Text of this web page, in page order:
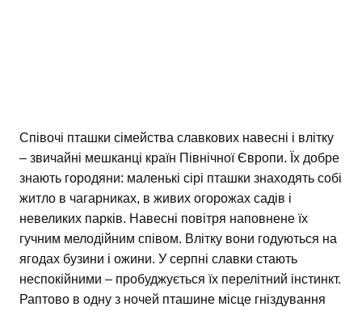
Співочі пташки сімейства славкових навесні і влітку
– звичайні мешканці країн Північної Європи. Їх добре
знають городяни: маленькі сірі пташки знаходять собі
житло в чагарниках, в живих огорожах садів і
невеликих парків. Навесні повітря наповнене їх
гучним мелодійним співом. Влітку вони годуються на
ягодах бузини і ожини. У серпні славки стають
неспокійними – пробуджується їх перелітний інстинкт.
Раптово в одну з ночей пташине місце гніздування